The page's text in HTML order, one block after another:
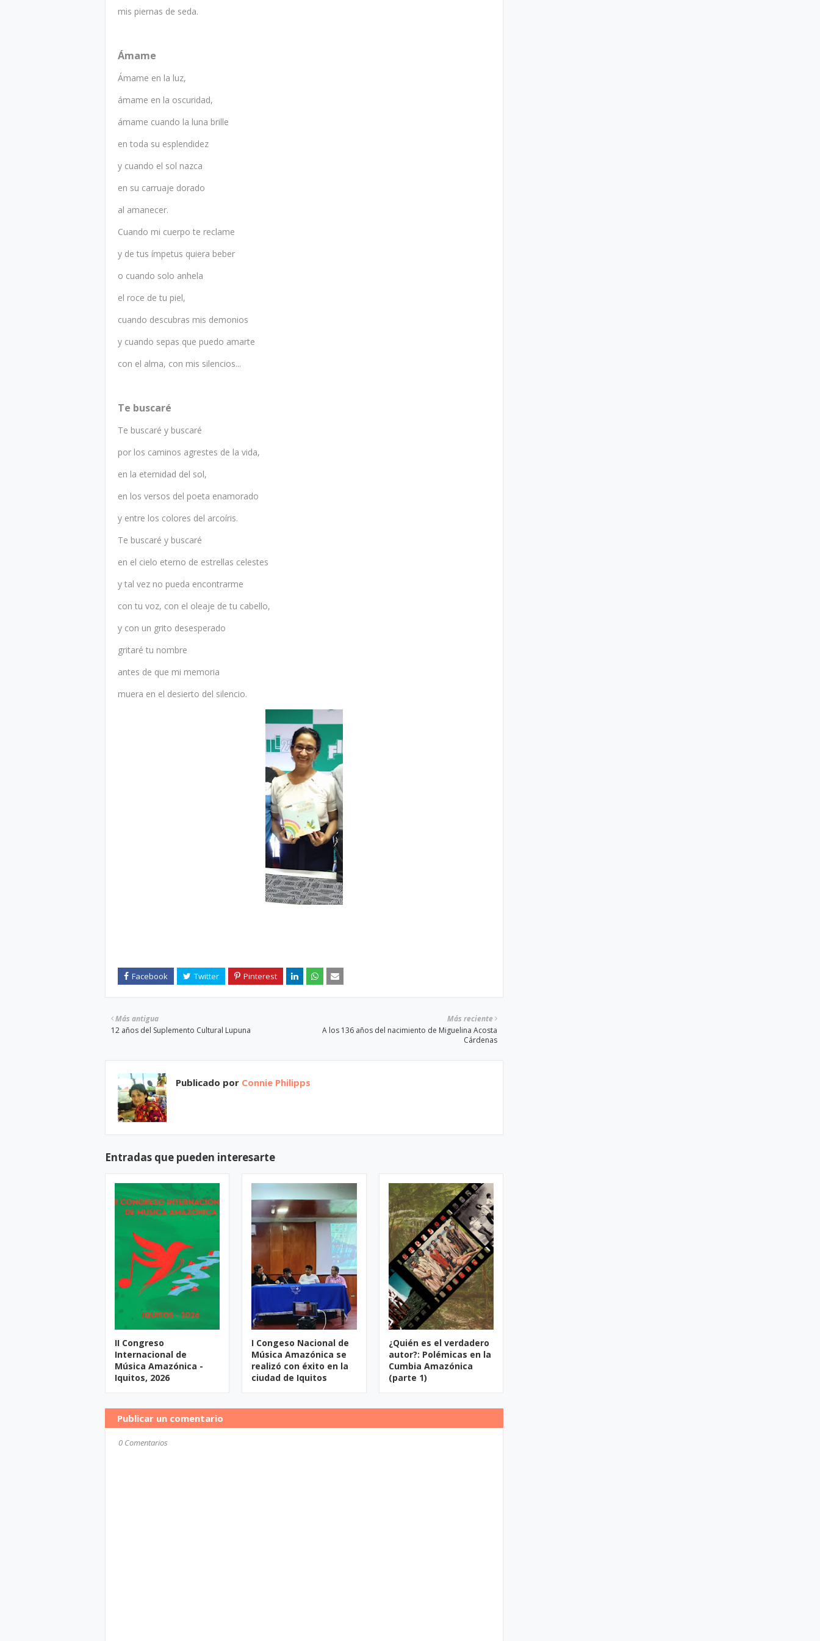
mis piernas de seda.
Ámame
Ámame en la luz,
ámame en la oscuridad,
ámame cuando la luna brille
en toda su esplendidez
y cuando el sol nazca
en su carruaje dorado
al amanecer.
Cuando mi cuerpo te reclame
y de tus ímpetus quiera beber
o cuando solo anhela
el roce de tu piel,
cuando descubras mis demonios
y cuando sepas que puedo amarte
con el alma, con mis silencios...
Te buscaré
Te buscaré y buscaré
por los caminos agrestes de la vida,
en la eternidad del sol,
en los versos del poeta enamorado
y entre los colores del arcoíris.
Te buscaré y buscaré
en el cielo eterno de estrellas celestes
y tal vez no pueda encontrarme
con tu voz, con el oleaje de tu cabello,
y con un grito desesperado
gritaré tu nombre
antes de que mi memoria
muera en el desierto del silencio.
Más reciente
A los 136 años del nacimiento de Miguelina Acosta
Cárdenas
Más antigua
12 años del Suplemento Cultural Lupuna
Publicado por Connie Philipps
Entradas que pueden interesarte
II Congreso
Internacional de
Música Amazónica -
Iquitos, 2026
I Congeso Nacional de
Música Amazónica se
realizó con éxito en la
ciudad de Iquitos
¿Quién es el verdadero
autor?: Polémicas en la
Cumbia Amazónica
(parte 1)
Publicar un comentario
0 Comentarios